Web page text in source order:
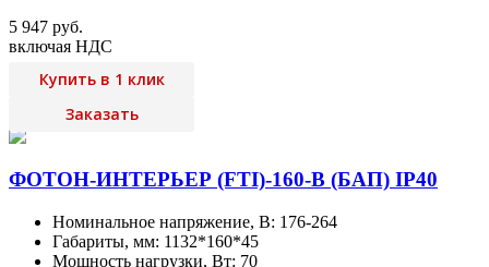
5 947 руб.
включая НДС
Купить в 1 клик
Заказать
ФОТОН-ИНТЕРЬЕР (FTI)-160-В (БАП) IP40
Номинальное напряжение, В: 176-264
Габариты, мм: 1132*160*45
Мощность нагрузки, Вт: 70